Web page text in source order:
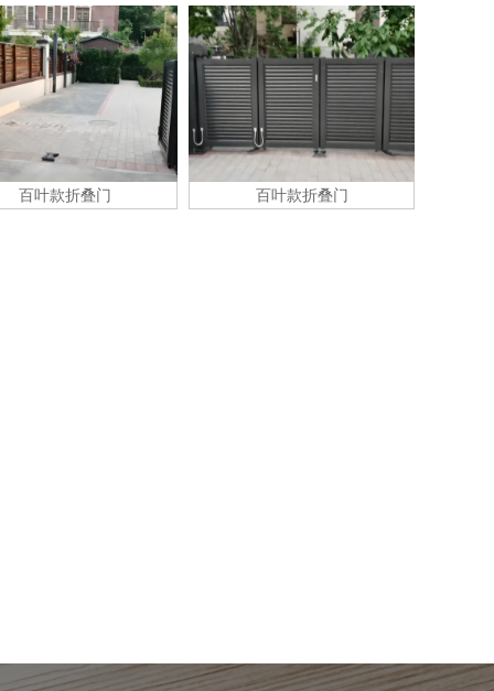
百叶款折叠门 百叶款折叠门